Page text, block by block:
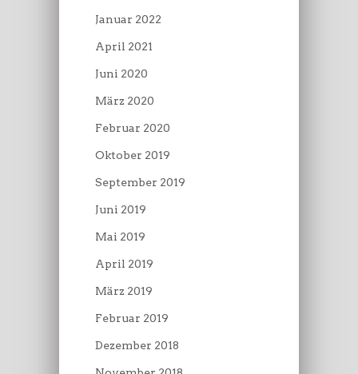
Januar 2022
April 2021
Juni 2020
März 2020
Februar 2020
Oktober 2019
September 2019
Juni 2019
Mai 2019
April 2019
März 2019
Februar 2019
Dezember 2018